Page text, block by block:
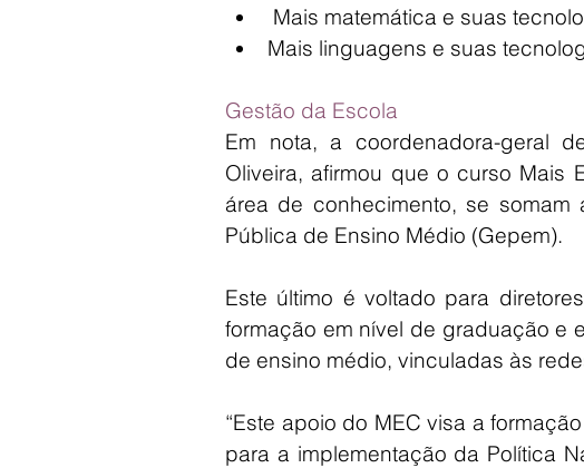
Mais matemática e suas
Mais linguagens e suas
Gestão da Escola
Em nota, a coordenadora-geral
Oliveira, afirmou que o curso Mais
área de conhecimento, se
Pública de Ensino Médio (Gepem).
Este último é voltado para
formação em nível de graduação e
de ensino médio, vinculadas às
“Este apoio do MEC visa a
para a implementação da Política